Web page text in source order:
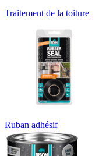
Traitement de la toiture
Ruban adhésif